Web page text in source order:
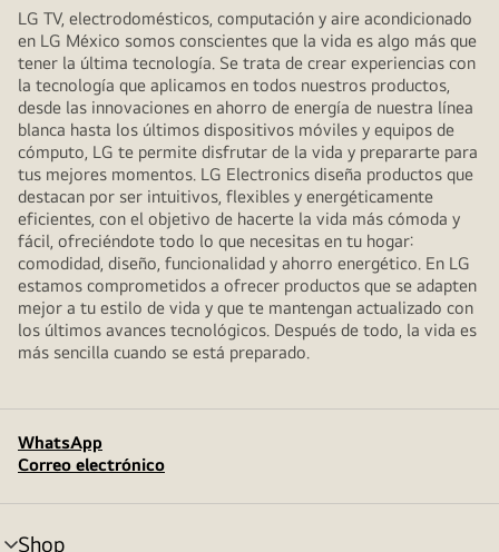
LG TV, electrodomésticos, computación y aire acondicionado
en LG México somos conscientes que la vida es algo más que
tener la última tecnología. Se trata de crear experiencias con
la tecnología que aplicamos en todos nuestros productos,
desde las innovaciones en ahorro de energía de nuestra línea
blanca hasta los últimos dispositivos móviles y equipos de
cómputo, LG te permite disfrutar de la vida y prepararte para
tus mejores momentos. LG Electronics diseña productos que
destacan por ser intuitivos, flexibles y energéticamente
eficientes, con el objetivo de hacerte la vida más cómoda y
fácil, ofreciéndote todo lo que necesitas en tu hogar:
comodidad, diseño, funcionalidad y ahorro energético. En LG
estamos comprometidos a ofrecer productos que se adapten
mejor a tu estilo de vida y que te mantengan actualizado con
los últimos avances tecnológicos. Después de todo, la vida es
más sencilla cuando se está preparado.
WhatsApp
Correo electrónico
Shop